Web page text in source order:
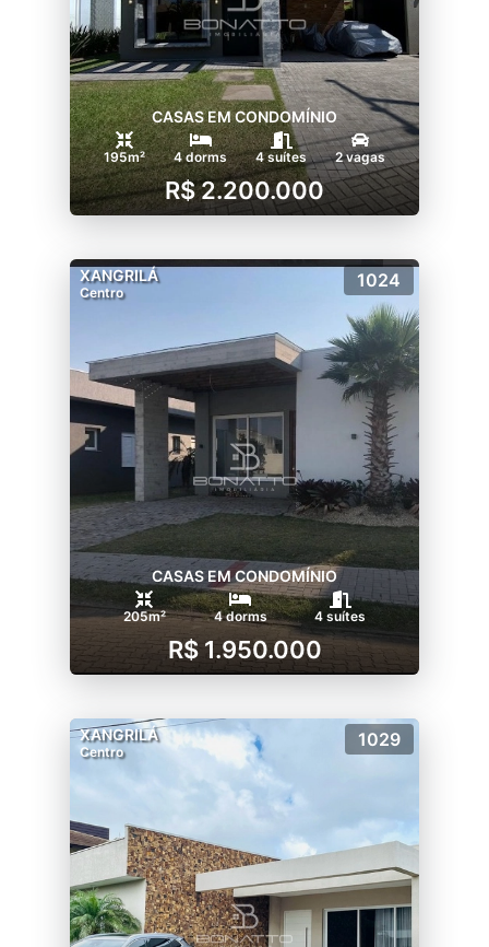
CASAS EM CONDOMÍNIO
195m² 4 dorms 4 suítes 2 vagas
R$ 2.200.000
XANGRILÁ
Centro
1024
CASAS EM CONDOMÍNIO
205m² 4 dorms 4 suítes
R$ 1.950.000
XANGRILÁ
Centro
1029